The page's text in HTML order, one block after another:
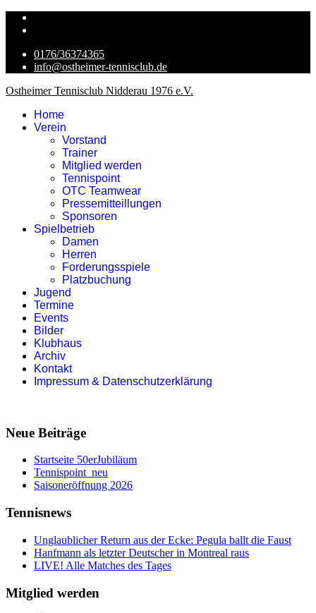
0176/36374365
info@ostheimer-tennisclub.de
Ostheimer Tennisclub Nidderau 1976 e.V.
Home
Verein
Vorstand
Trainer
Mitglied werden
Tennispoint
OTC Teamwear
Pressemitteillungen
Sponsoren
Spielbetrieb
Damen
Herren
Forderungsspiele
Platzbuchung
Jugend
Termine
Events
Bilder
Klubhaus
Archiv
Kontakt
Impressum & Datenschutzerklärung
Neue Beiträge
Startseite 50erJubiläum
Tennispoint_neu
Saisoneröffnung 2026
Tennisnews
Unglaublicher Return aus der Ecke: Pegula ballt die Faust
Hanfmann als letzter Deutscher in Montreal raus
LIVE! Alle Matches des Tages
Mitglied werden